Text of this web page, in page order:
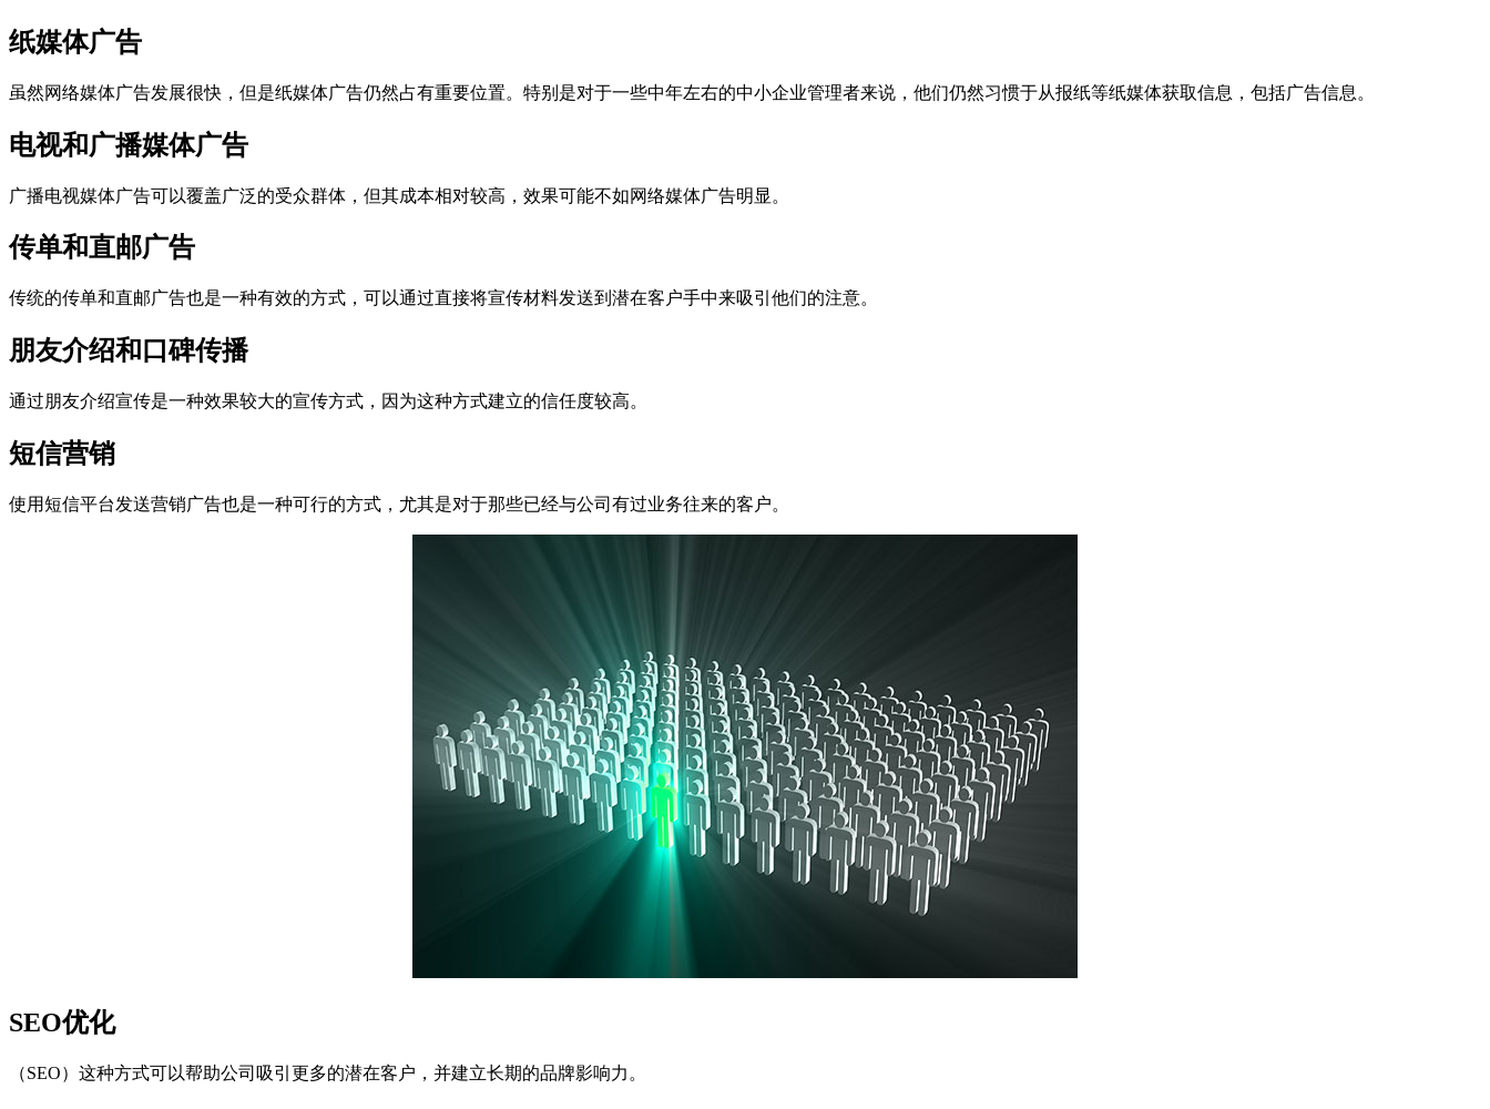
纸媒体广告
虽然网络媒体广告发展很快，但是纸媒体广告仍然占有重要位置。特别是对于一些中年左右的中小企业管理者来说，他们仍然习惯于从报纸等纸媒体获取信息，包括广告信息。
电视和广播媒体广告
广播电视媒体广告可以覆盖广泛的受众群体，但其成本相对较高，效果可能不如网络媒体广告明显。
传单和直邮广告
传统的传单和直邮广告也是一种有效的方式，可以通过直接将宣传材料发送到潜在客户手中来吸引他们的注意。
朋友介绍和口碑传播
通过朋友介绍宣传是一种效果较大的宣传方式，因为这种方式建立的信任度较高。
短信营销
使用短信平台发送营销广告也是一种可行的方式，尤其是对于那些已经与公司有过业务往来的客户。
SEO优化
（SEO）这种方式可以帮助公司吸引更多的潜在客户，并建立长期的品牌影响力。